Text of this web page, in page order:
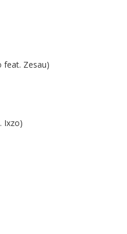
feat. Zesau)
Ixzo)